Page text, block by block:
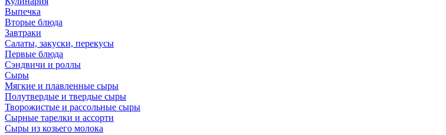
Выпечка
Вторые блюда
Завтраки
Салаты, закуски, перекусы
Первые блюда
Сэндвичи и роллы
Сыры
Мягкие и плавленные сыры
Полутвердые и твердые сыры
Творожистые и рассольные сыры
Сырные тарелки и ассорти
Сыры из козьего молока